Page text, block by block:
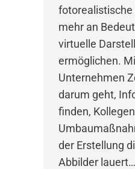
mehr an
virtuelle
ermöglichen.
Unternehmen
darum geht,
finden,
der Erstellung
Abbilder lauert…